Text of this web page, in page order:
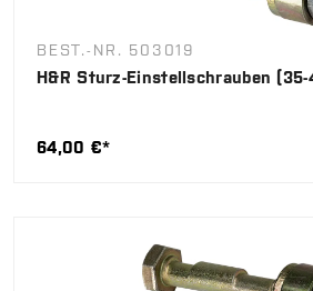
BEST.-NR. 503019
H&R Sturz-Einstellschrauben (35-
64,00 €*